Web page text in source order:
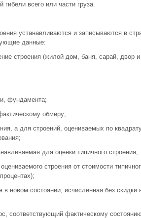
гибели всего или части груза.
устанавливаются и записываются в
данные:
строения (жилой дом, баня, сарай, двор
фундамента;
обмеру;
а для строений, оцениваемых по
для оценки типичного строения;
строения от стоимости
в новом состоянии, исчисленная без скидки
соответствующий фактическому